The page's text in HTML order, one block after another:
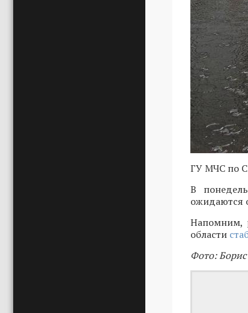
ГУ МЧС по
В
ожидаются
Напомним,
области
Фото: